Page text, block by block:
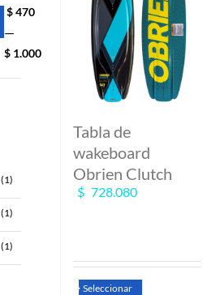
Tabla de
wakeboard
Obrien Clutch
$ 728.080
Seleccionar
$ 470
—
$ 1.000
(1)
(1)
(1)